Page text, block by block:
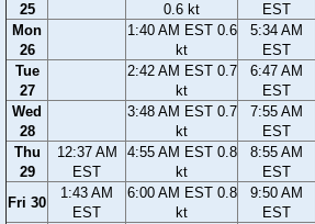
25
0.6 kt
EST
Mon
26
1:40 AM EST 0.6
kt
5:34 AM
EST
Tue
27
2:42 AM EST 0.7
kt
6:47 AM
EST
Wed
28
3:48 AM EST 0.7
kt
7:55 AM
EST
Thu
29
12:37 AM
EST
4:55 AM EST 0.8
kt
8:55 AM
EST
Fri 30
1:43 AM
EST
6:00 AM EST 0.8
kt
9:50 AM
EST